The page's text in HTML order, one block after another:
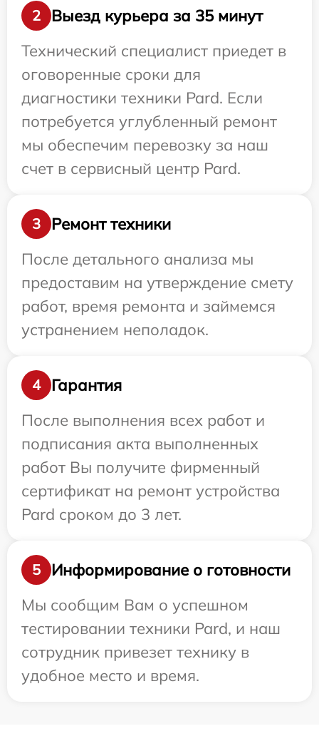
2
Выезд курьера за 35 минут
Технический специалист приедет в
оговоренные сроки для
диагностики техники Pard. Если
потребуется углубленный ремонт
мы обеспечим перевозку за наш
счет в сервисный центр Pard.
3
Ремонт техники
После детального анализа мы
предоставим на утверждение смету
работ, время ремонта и займемся
устранением неполадок.
4
Гарантия
После выполнения всех работ и
подписания акта выполненных
работ Вы получите фирменный
сертификат на ремонт устройства
Pard сроком до 3 лет.
5
Информирование о готовности
Мы сообщим Вам о успешном
тестировании техники Pard, и наш
сотрудник привезет технику в
удобное место и время.